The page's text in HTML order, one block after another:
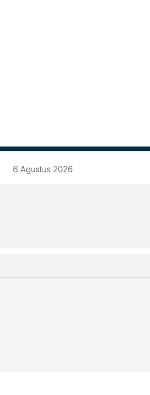
6 Agustus 2026